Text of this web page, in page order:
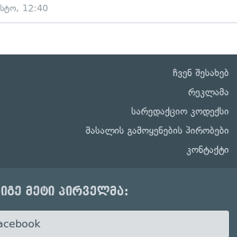
12:40
ჩვენ შესახებ
რეკლამა
სარედაქციო კოდექსი
მასალის გამოყენების პირობები
კონტაქტი
მეტი პირველმა: